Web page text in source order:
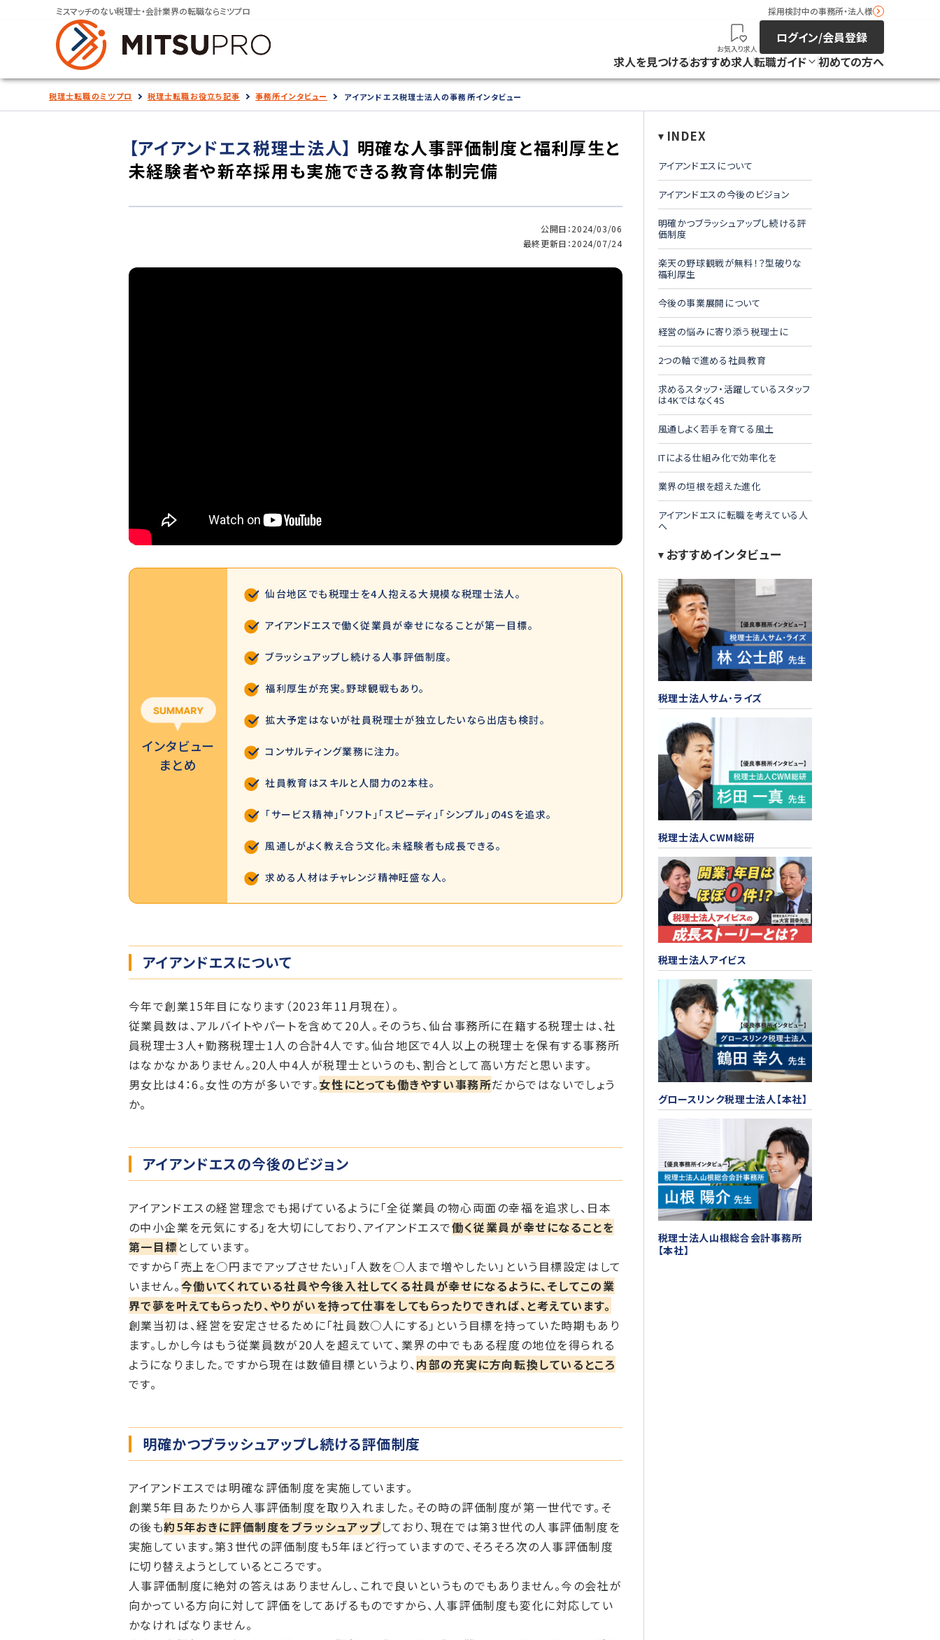
ミスマッチのない税理士・会計業界の転職ならミツプロ 採用検討中の事務所・法人様
お気入り求人
ログイン/会員登録
求人を見つけるおすすめ求人転職ガイド 初めての方へ
税理士転職のミツプロ 税理士転職お役立ち記事 事務所インタビュー アイアンドエス税理士法人の事務所インタビュー
INDEX
アイアンドエスについて
アイアンドエスの今後のビジョン
明確かつブラッシュアップし続ける評
価制度
楽天の野球観戦が無料！？型破りな
福利厚生
今後の事業展開について
経営の悩みに寄り添う税理士に
2つの軸で進める社員教育
求めるスタッフ・活躍しているスタッフ
は4Kではなく4S
風通しよく若手を育てる風土
ITによる仕組み化で効率化を
業界の垣根を超えた進化
アイアンドエスに転職を考えている人
へ
おすすめインタビュー
税理士法人サム･ライズ
税理士法人CWM総研
税理士法人アイビス
グロースリンク税理士法人【本社】
税理士法人山根総合会計事務所
【本社】
【アイアンドエス税理士法人】 明確な人事評価制度と福利厚生と
未経験者や新卒採用も実施できる教育体制完備
公開日：2024/03/06
最終更新日：2024/07/24
インタビュー
まとめ
仙台地区でも税理士を4人抱える大規模な税理士法人。
アイアンドエスで働く従業員が幸せになることが第一目標。
ブラッシュアップし続ける人事評価制度。
福利厚生が充実。野球観戦もあり。
拡大予定はないが社員税理士が独立したいなら出店も検討。
コンサルティング業務に注力。
社員教育はスキルと人間力の2本柱。
「サービス精神」「ソフト」「スピーディ」「シンプル」の4Sを追求。
風通しがよく教え合う文化。未経験者も成長できる。
求める人材はチャレンジ精神旺盛な人。
アイアンドエスについて
今年で創業15年目になります（2023年11月現在）。
従業員数は、アルバイトやパートを含めて20人。そのうち、仙台事務所に在籍する税理士は、社
員税理士3人+勤務税理士1人の合計4人です。仙台地区で4人以上の税理士を保有する事務所
はなかなかありません。20人中4人が税理士というのも、割合として高い方だと思います。
男女比は4：6。女性の方が多いです。女性にとっても働きやすい事務所だからではないでしょう
か。
アイアンドエスの今後のビジョン
アイアンドエスの経営理念でも掲げているように「全従業員の物心両面の幸福を追求し、日本
の中小企業を元気にする」を大切にしており、アイアンドエスで働く従業員が幸せになることを
第一目標 としています。
ですから「売上を○円までアップさせたい」「人数を○人まで増やしたい」という目標設定はして
いません。今働いてくれている社員や今後入社してくる社員が幸せになるように、そしてこの業
界で夢を叶えてもらったり、やりがいを持って仕事をしてもらったりできれば、と考えています。
創業当初は、経営を安定させるために「社員数○人にする」という目標を持っていた時期もあり
ます。しかし今はもう従業員数が20人を超えていて、業界の中でもある程度の地位を得られる
ようになりました。ですから現在は数値目標というより、内部の充実に方向転換しているところ
です。
明確かつブラッシュアップし続ける評価制度
アイアンドエスでは明確な評価制度を実施しています。
創業5年目あたりから人事評価制度を取り入れました。その時の評価制度が第一世代です。そ
の後も約5年おきに評価制度をブラッシュアップしており、現在では第3世代の人事評価制度を
実施しています。第3世代の評価制度も5年ほど行っていますので、そろそろ次の人事評価制度
に切り替えようとしているところです。
人事評価制度に絶対の答えはありませんし、これで良いというものでもありません。今の会社が
向かっている方向に対して評価をしてあげるものですから、人事評価制度も変化に対応してい
かなければなりません。